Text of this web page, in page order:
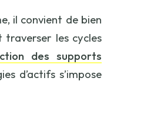
il convient de bien
les cycles
des supports
d’actifs s’impose